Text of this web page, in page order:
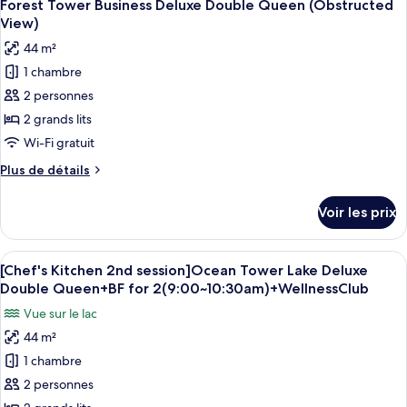
King
(Obstructed
View)
chambre
Forest
Tower
Business
Deluxe
King
(Obstructed
toutes
les
photos
pour
ce
type
de
chambre :
Forest
Business
Deluxe
Double
Queen
(Obstructed
View)
Forest Tower Business Deluxe Double Queen (Obstructed
View)
44 m²
1 chambre
2 personnes
2 grands lits
Wi-Fi gratuit
Plus de détails
Plus
le
type
de
chambre
Tower
Business
Deluxe
Double
Queen
Voir les prix
Afficher
toutes
photos
pour
ce
type
Couette en duvet d'oie, minibar,
6
[Chef's Kitchen 2nd session]Ocean Tower Lake Deluxe
Double Queen+BF for 2(9:00~10:30am)+WellnessClub
Vue sur le lac
44 m²
1 chambre
2 personnes